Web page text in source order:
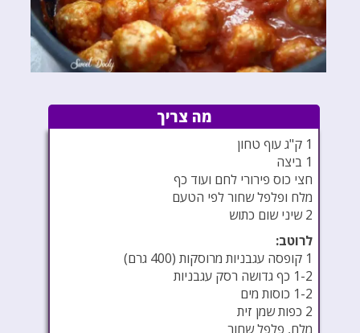
מה צריך
1 ק"ג עוף טחון
1 ביצה
חצי כוס פירורי לחם ועוד כף
מלח ופלפל שחור לפי הטעם
2 שיני שום כתוש
לרוטב:
1 קופסה עגבניות מרוסקות (400 גרם)
1-2 כף גדושה רסק עגבניות
1-2 כוסות מים
2 כפות שמן זית
מלח, פלפל שחור